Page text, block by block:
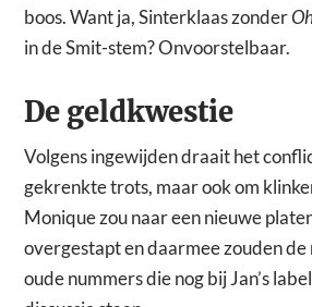
boos. Want ja, Sinterklaas zonder
in de Smit-stem? Onvoorstelbaar.
De geldkwestie
Volgens ingewijden draait het
gekrenkte trots, maar ook om
Monique zou naar een nieuwe
overgestapt en daarmee zouden
oude nummers die nog bij Jan’s